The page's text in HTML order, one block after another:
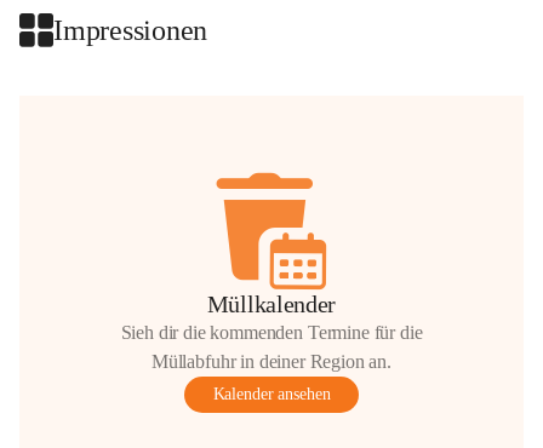
Impressionen
Müllkalender
Sieh dir die kommenden Termine für die
Müllabfuhr in deiner Region an.
Kalender ansehen